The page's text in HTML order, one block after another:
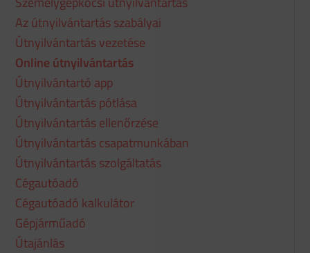
Az útnyilvántartás szabályai
Útnyilvántartás vezetése
Online útnyilvántartás
Útnyilvántartó app
Útnyilvántartás pótlása
Útnyilvántartás ellenőrzése
Útnyilvántartás csapatmunkában
Útnyilvántartás szolgáltatás
Cégautóadó
Cégautóadó kalkulátor
Gépjárműadó
Útajánlás